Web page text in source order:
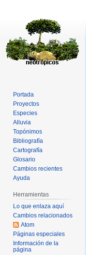
Portada
Proyectos
Especies
Alluvia
Topónimos
Bibliografía
Cartografía
Glosario
Cambios recientes
Ayuda
Herramientas
Lo que enlaza aquí
Cambios relacionados
Atom
Páginas especiales
Información de la
página